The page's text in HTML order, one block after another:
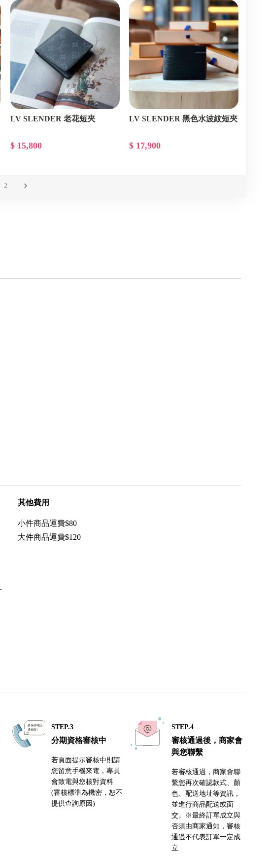
LV SLENDER 老花短夾
$ 15,800
LV SLENDER 黑色水波紋短夾
$ 17,900
2
其他費用
小件商品運費$80
大件商品運費$120
STEP.3
分期資格審核中
若頁面提示審核中則請
您留意手機來電，專員
會致電與您核對資料
(審核標準為機密，恕不
提供查詢原因)
STEP.4
審核通過後，商家會
與您聯繫
若審核通過，商家會聯
繫您再次確認款式、顏
色、配送地址等資訊，
並進行商品配送或面
交。※最終訂單成立與
否須由商家通知，審核
通過不代表訂單一定成
立